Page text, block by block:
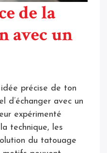
de la
avec un
précise de ton
d’échanger avec un
expérimenté
technique, les
du tatouage